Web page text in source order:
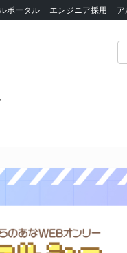
ポータル エンジニア採用